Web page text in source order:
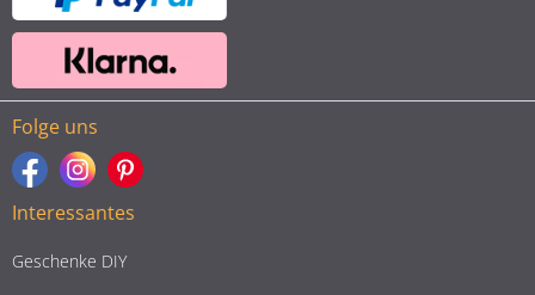
Folge uns
Interessantes
Geschenke DIY